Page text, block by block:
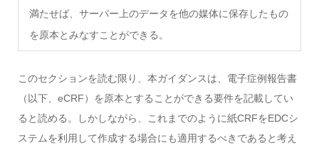
満たせば、サーバー上のデータを他の媒体に保存したもの
を原本とみなすことができる。
このセクションを読む限り、本ガイダンスは、電子症例報告書
（以下、eCRF）を原本とすることができる要件を記載してい
ると読める。しかしながら、これまでのように紙CRFをEDCシ
ステムを利用して作成する場合にも適用するべきであると考え